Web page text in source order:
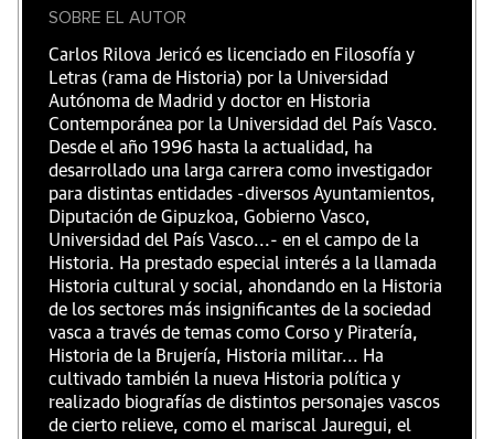
SOBRE EL AUTOR
Carlos Rilova Jericó es licenciado en Filosofía y
Letras (rama de Historia) por la Universidad
Autónoma de Madrid y doctor en Historia
Contemporánea por la Universidad del País Vasco.
Desde el año 1996 hasta la actualidad, ha
desarrollado una larga carrera como investigador
para distintas entidades -diversos Ayuntamientos,
Diputación de Gipuzkoa, Gobierno Vasco,
Universidad del País Vasco...- en el campo de la
Historia. Ha prestado especial interés a la llamada
Historia cultural y social, ahondando en la Historia
de los sectores más insignificantes de la sociedad
vasca a través de temas como Corso y Piratería,
Historia de la Brujería, Historia militar... Ha
cultivado también la nueva Historia política y
realizado biografías de distintos personajes vascos
de cierto relieve, como el mariscal Jauregui, el